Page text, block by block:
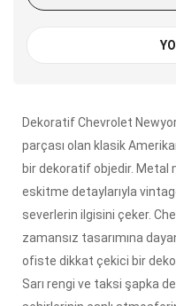
Dekoratif Chevrolet
parçası olan klasik
bir dekoratif objedir. Metal
eskitme detaylarıyla
severlerin ilgisini çeker.
zamansız tasarımına
ofiste dikkat çekici bir
Sarı rengi ve taksi şapka